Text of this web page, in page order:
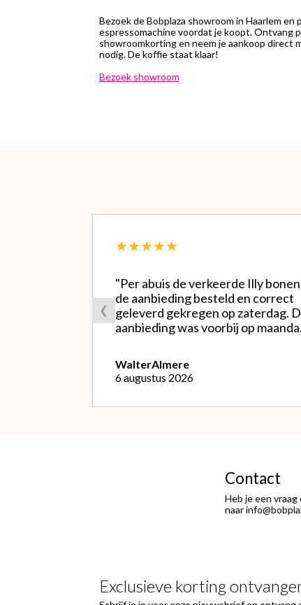
Bezoek de Bobplaza showroom in Haarlem
espressomachine voordat je koopt. Ontvang
showroomkorting en neem je aankoop direct
nodig. De koffie staat klaar!
Bezoek showroom
❮
★★★★★
"Per abuis de verkeerde Illy
de aanbieding besteld en correct
geleverd gekregen op zaterdag. De
aanbieding was voorbij op
soort. Telefonisch gevraagd of ze
geruild konden worden voor de
logisch) de betaling terug
WalterAlmere
6 augustus 2026
Contact
Heb je een
naar
Exclusieve korting